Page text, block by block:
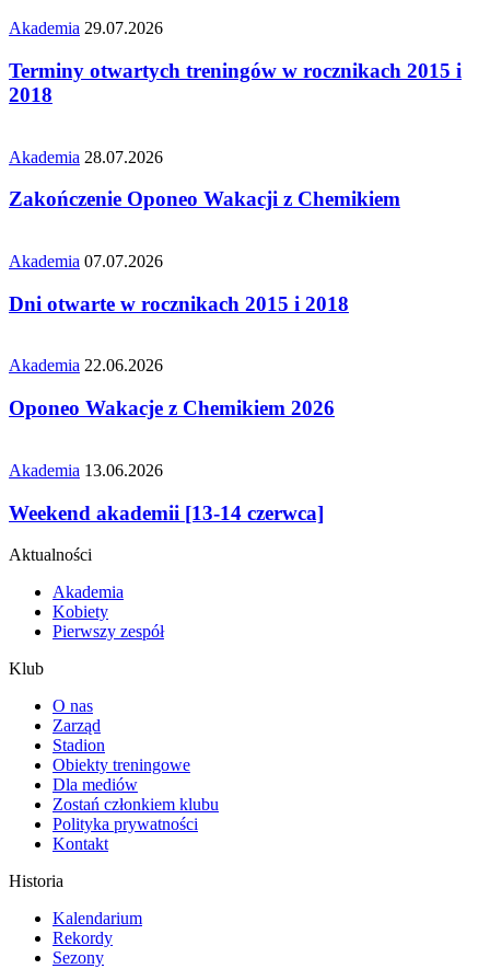
Akademia 29.07.2026
Terminy otwartych treningów w rocznikach 2015 i
2018
Akademia 28.07.2026
Zakończenie Oponeo Wakacji z Chemikiem
Akademia 07.07.2026
Dni otwarte w rocznikach 2015 i 2018
Akademia 22.06.2026
Oponeo Wakacje z Chemikiem 2026
Akademia 13.06.2026
Weekend akademii [13-14 czerwca]
Aktualności
Akademia
Kobiety
Pierwszy zespół
Klub
O nas
Zarząd
Stadion
Obiekty treningowe
Dla mediów
Zostań członkiem klubu
Polityka prywatności
Kontakt
Historia
Kalendarium
Rekordy
Sezony